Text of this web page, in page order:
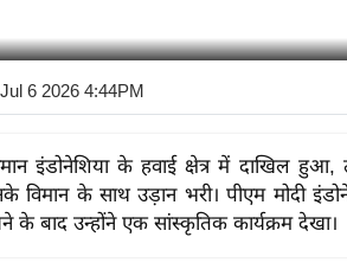
6 2026 4:44PM
इंडोनेशिया के हवाई क्षेत्र में दाखिल
विमान के साथ उड़ान भरी। पीएम मोदी
के बाद उन्होंने एक सांस्कृतिक कार्यक्रम देखा।